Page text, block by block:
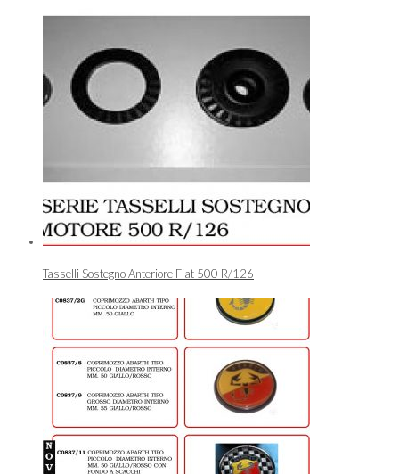
Tasselli Sostegno Anteriore Fiat 500 R/126